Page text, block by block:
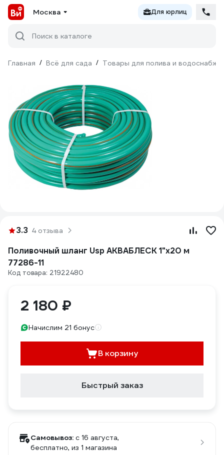
Москва Для юрлиц
Поиск в каталоге
Главная / Всё для сада / Товары для полива и
3.3 4 отзыва
Поливочный шланг Usp АКВАБЛЕСК 1"x20 м
77286-11
Код товара: 21922480
2 180 ₽
Начислим 21 бонус
В корзину
Быстрый заказ
Самовывоз: c 16 августа,
бесплатно, из 1 магазина